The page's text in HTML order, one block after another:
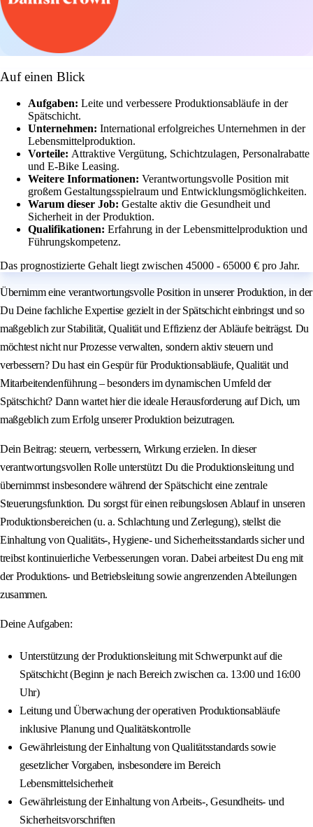
Auf einen Blick
Aufgaben: Leite und verbessere Produktionsabläufe in der
Spätschicht.
Unternehmen: International erfolgreiches Unternehmen in der
Lebensmittelproduktion.
Vorteile: Attraktive Vergütung, Schichtzulagen, Personalrabatte
und E-Bike Leasing.
Weitere Informationen: Verantwortungsvolle Position mit
großem Gestaltungsspielraum und Entwicklungsmöglichkeiten.
Warum dieser Job: Gestalte aktiv die Gesundheit und
Sicherheit in der Produktion.
Qualifikationen: Erfahrung in der Lebensmittelproduktion und
Führungskompetenz.
Das prognostizierte Gehalt liegt zwischen 45000 - 65000 € pro Jahr.
Übernimm eine verantwortungsvolle Position in unserer Produktion, in der
Du Deine fachliche Expertise gezielt in der Spätschicht einbringst und so
maßgeblich zur Stabilität, Qualität und Effizienz der Abläufe beiträgst. Du
möchtest nicht nur Prozesse verwalten, sondern aktiv steuern und
verbessern? Du hast ein Gespür für Produktionsabläufe, Qualität und
Mitarbeitendenführung – besonders im dynamischen Umfeld der
Spätschicht? Dann wartet hier die ideale Herausforderung auf Dich, um
maßgeblich zum Erfolg unserer Produktion beizutragen.
Dein Beitrag: steuern, verbessern, Wirkung erzielen. In dieser
verantwortungsvollen Rolle unterstützt Du die Produktionsleitung und
übernimmst insbesondere während der Spätschicht eine zentrale
Steuerungsfunktion. Du sorgst für einen reibungslosen Ablauf in unseren
Produktionsbereichen (u. a. Schlachtung und Zerlegung), stellst die
Einhaltung von Qualitäts-, Hygiene- und Sicherheitsstandards sicher und
treibst kontinuierliche Verbesserungen voran. Dabei arbeitest Du eng mit
der Produktions- und Betriebsleitung sowie angrenzenden Abteilungen
zusammen.
Deine Aufgaben:
Unterstützung der Produktionsleitung mit Schwerpunkt auf die
Spätschicht (Beginn je nach Bereich zwischen ca. 13:00 und 16:00
Uhr)
Leitung und Überwachung der operativen Produktionsabläufe
inklusive Planung und Qualitätskontrolle
Gewährleistung der Einhaltung von Qualitätsstandards sowie
gesetzlicher Vorgaben, insbesondere im Bereich
Lebensmittelsicherheit
Gewährleistung der Einhaltung von Arbeits-, Gesundheits- und
Sicherheitsvorschriften